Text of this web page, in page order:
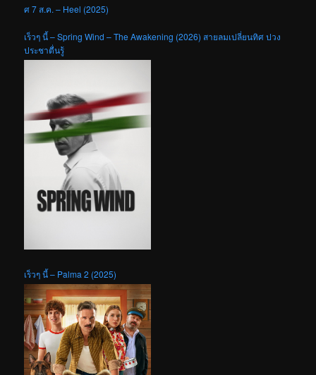
เร็วๆ นี้ – Palma 2 (2025)